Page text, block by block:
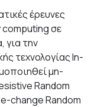
έρευνες
computing σε
για την
τεχνολογίας In-
μη-
Random
change Random